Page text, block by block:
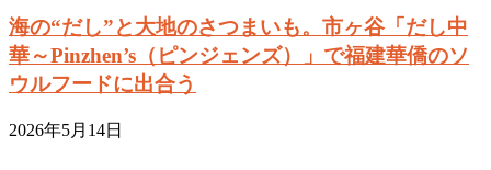
海の“だし”と大地のさつまいも。市ヶ谷「だし中
華～Pinzhen’s（ピンジェンズ）」で福建華僑のソ
ウルフードに出合う
2026年5月14日